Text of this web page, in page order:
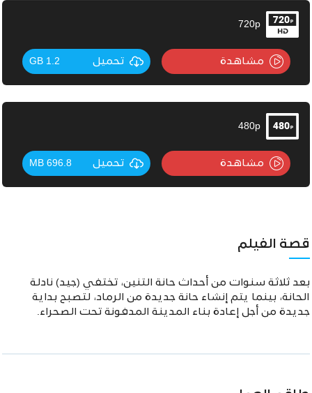
720p
مشاهدة تحميل 1.2 GB
480p
مشاهدة تحميل 696.8 MB
قصة الفيلم
بعد ثلاثة سنوات من أحداث حانة التنين، تختفي (جيد) نادلة
الحانة، بينما يتم إنشاء حانة جديدة من الرماد، لتصبح بداية
جديدة من أجل إعادة بناء المدينة المدفونة تحت الصحراء.